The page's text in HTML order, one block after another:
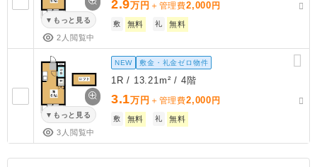
もっと見る
2人閲覧中
2.9万円 ＋管理費2,000 円
敷 無料 礼 無料
もっと見る
3人閲覧中
NEW 敷金・礼金ゼロ物件
1R / 13.21m² / 4階
3.1万円 ＋管理費2,000 円
敷 無料 礼 無料